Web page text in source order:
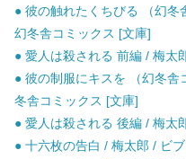
● 彼の触れたくちびる （幻
幻冬舎コミックス [文庫]
● 愛人は殺される 前編 / 梅太
● 彼の制服にキスを （幻冬舎
冬舎コミックス [文庫]
● 愛人は殺される 後編 / 梅太
● 十六枚の告白 / 梅太郎 / ビ